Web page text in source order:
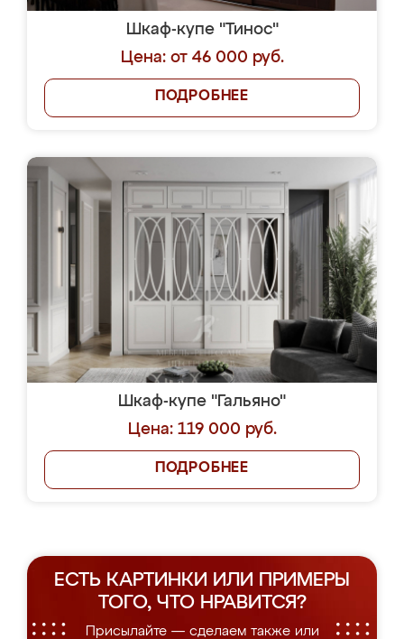
Шкаф-купе "Тинос"
Цена: от 46 000 руб.
ПОДРОБНЕЕ
Шкаф-купе "Гальяно"
Цена: 119 000 руб.
ПОДРОБНЕЕ
ЕСТЬ КАРТИНКИ ИЛИ ПРИМЕРЫ
ТОГО, ЧТО НРАВИТСЯ?
Присылайте — сделаем также или